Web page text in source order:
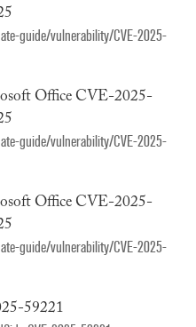
guide/vulnerability/CVE-2025-
Office CVE-2025-
guide/vulnerability/CVE-2025-
Office CVE-2025-
guide/vulnerability/CVE-2025-
59221